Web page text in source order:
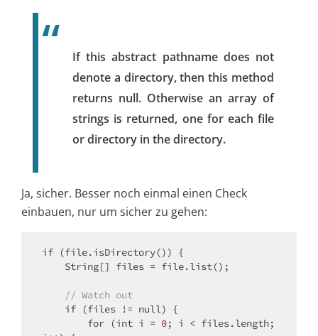
If this abstract pathname does not
denote a directory, then this method
returns null. Otherwise an array of
strings is returned, one for each file
or directory in the directory.
Ja, sicher. Besser noch einmal einen Check
einbauen, nur um sicher zu gehen:
if (file.isDirectory()) {
// Watch out
if (files != null) {
for (int i = 0; i < files.length;